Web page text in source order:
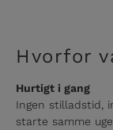
Hvorfor
Hurtigt i gang
Ingen stilladstid,
starte samme